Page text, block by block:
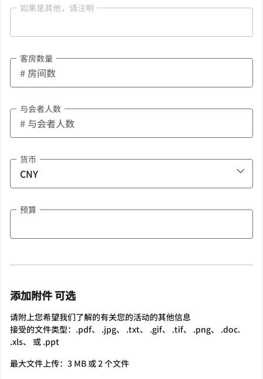
如果是其他，请注明
客房数量
与会者人数
货币
预算
添加附件 可选
请附上您希望我们了解的有关您的活动的其他信息
接受的文件类型：.pdf、 .jpg、 .txt、 .gif、 .tif、 .png、 .doc.
.xls、 或 .ppt
最大文件上传：3 MB 或 2 个文件